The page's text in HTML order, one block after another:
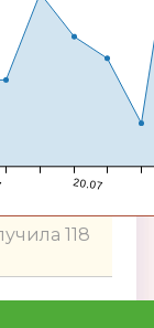
20.07
118